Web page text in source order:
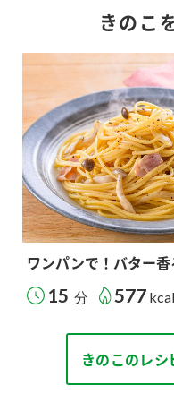
きのこ
ワンパンで！バター
15 分 577 kcal
きのこのレシ